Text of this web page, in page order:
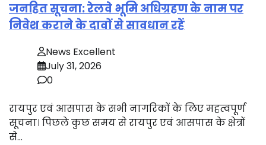
जनहित सूचना: रेलवे भूमि अधिग्रहण के नाम पर
निवेश कराने के दावों से सावधान रहें
News Excellent
July 31, 2026
0
रायपुर एवं आसपास के सभी नागरिकों के लिए महत्वपूर्ण
सूचना। पिछले कुछ समय से रायपुर एवं आसपास के क्षेत्रों
से…